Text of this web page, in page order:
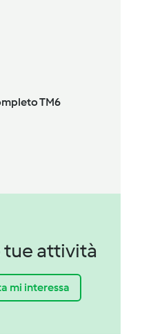
TM6
tue attività
mi interessa